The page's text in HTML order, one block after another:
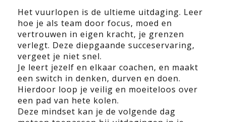
Het vuurlopen is de ultieme uitdaging. Leer
hoe je als team door focus, moed en
vertrouwen in eigen kracht, je grenzen
verlegt. Deze diepgaande succeservaring,
vergeet je niet snel.
Je leert jezelf en elkaar coachen, en maakt
een switch in denken, durven en doen.
Hierdoor loop je veilig en moeiteloos over
een pad van hete kolen.
Deze mindset kan je de volgende dag